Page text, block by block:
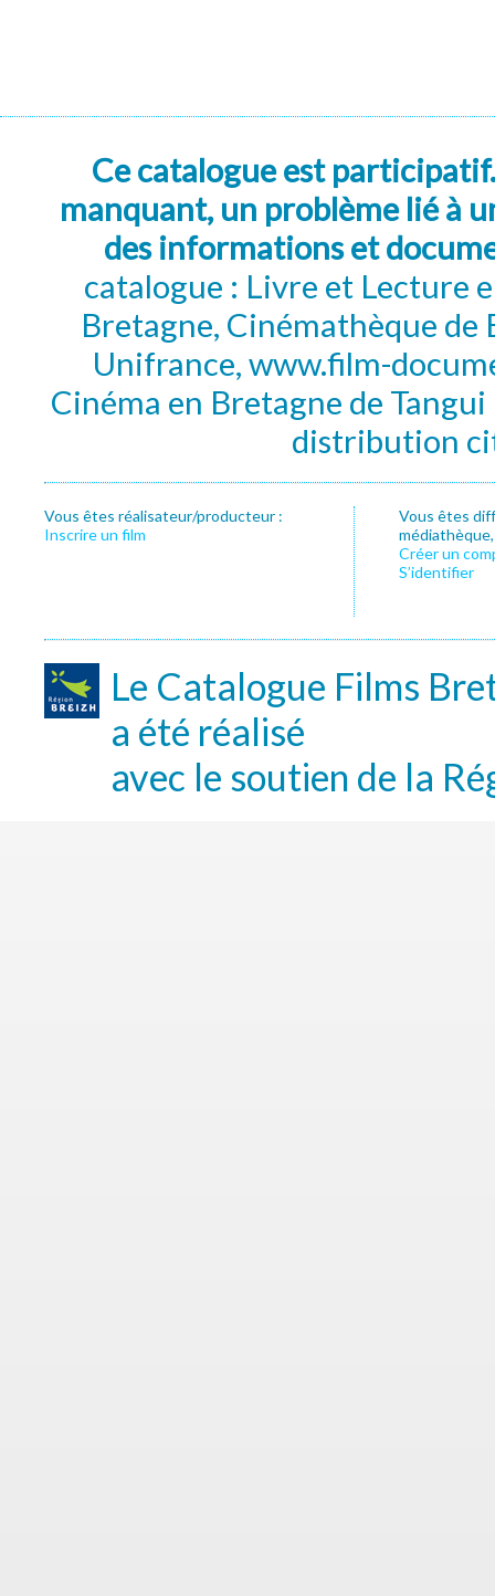
Ce catalogue est
manquant, un problème lié à
des informations et
catalogue : Livre et Lecture
Bretagne, Cinémathèque de
Unifrance, www.film-
Cinéma en Bretagne de
distribution
Vous êtes réalisateur/producteur :
Inscrire un film
Vous êtes
Créer un
S’identifier
Le Catalogue Films
a été réalisé
avec le soutien de la